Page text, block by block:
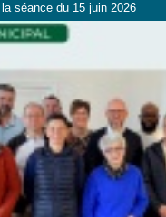
séance du 15 juin 2026